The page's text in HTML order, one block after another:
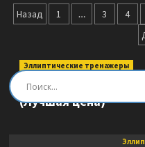
Hasttings
5
Пагинация
Назад 1 … 3 4
Эллиптические тренажеры
Эллиптический
(Лучшая цена)